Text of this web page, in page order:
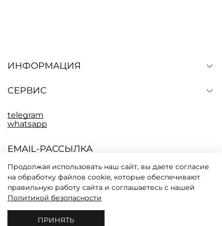
ИНФОРМАЦИЯ
СЕРВИС
telegram
whatsapp
EMAIL-РАССЫЛКА
событий CODICI. Промокод на скидку 10% в
письме.
Настоящим подтверждаю, что я ознакомлен и согласен с
условиями оферты и политики конфиденциальности
Продолжая использовать наш сайт, вы даете согласие
на обработку файлов cookie, которые обеспечивают
правильную работу сайта и соглашаетесь с нашей
Политикой безопасности
ПРИНЯТЬ